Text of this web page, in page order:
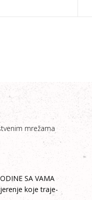
mrežama
SA VAMA
koje traje-